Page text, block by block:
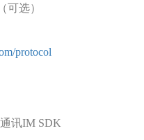
可选）
protocol
讯IM SDK